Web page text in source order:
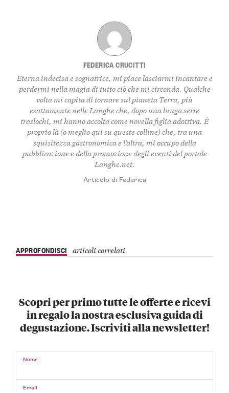
FEDERICA CRUCITTI
Eterna indecisa e sognatrice, mi piace lasciarmi incantare e
perdermi nella magia di tutto ciò che mi circonda. Qualche
volta mi capita di tornare sul pianeta Terra, più
esattamente nelle Langhe che, dopo una lunga serie
traslochi, mi hanno accolta come novella figlia adottiva. È
proprio là (o meglio qui su queste colline) che, tra una
squisitezza gastronomica e l’altra, mi occupo della
pubblicazione e della promozione degli eventi del portale
Langhe.net.
Articolo di Federica
APPROFONDISCI articoli correlati
Scopri per primo tutte le offerte e ricevi
in regalo la nostra esclusiva guida di
degustazione. Iscriviti alla newsletter!
Nome
Email